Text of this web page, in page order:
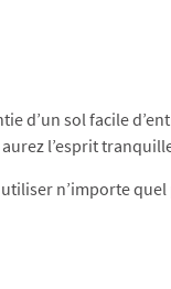
d’un sol facile
l’esprit
n’importe